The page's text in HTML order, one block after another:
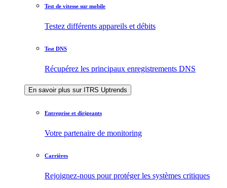
Test de vitesse sur mobile
Testez différents appareils et débits
Test DNS
Récupérez les principaux enregistrements DNS
En savoir plus sur ITRS Uptrends
Entreprise et dirigeants
Votre partenaire de monitoring
Carrières
Rejoignez-nous pour protéger les systèmes critiques